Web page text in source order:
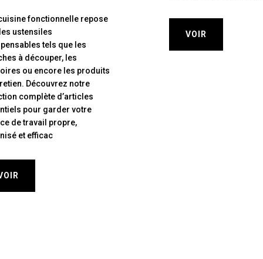
fonctionnelle repose
ustensiles
tels que les
à découper, les
ou encore les produits
Découvrez notre
complète d’articles
pour garder votre
de travail propre,
et efficac
VOIR